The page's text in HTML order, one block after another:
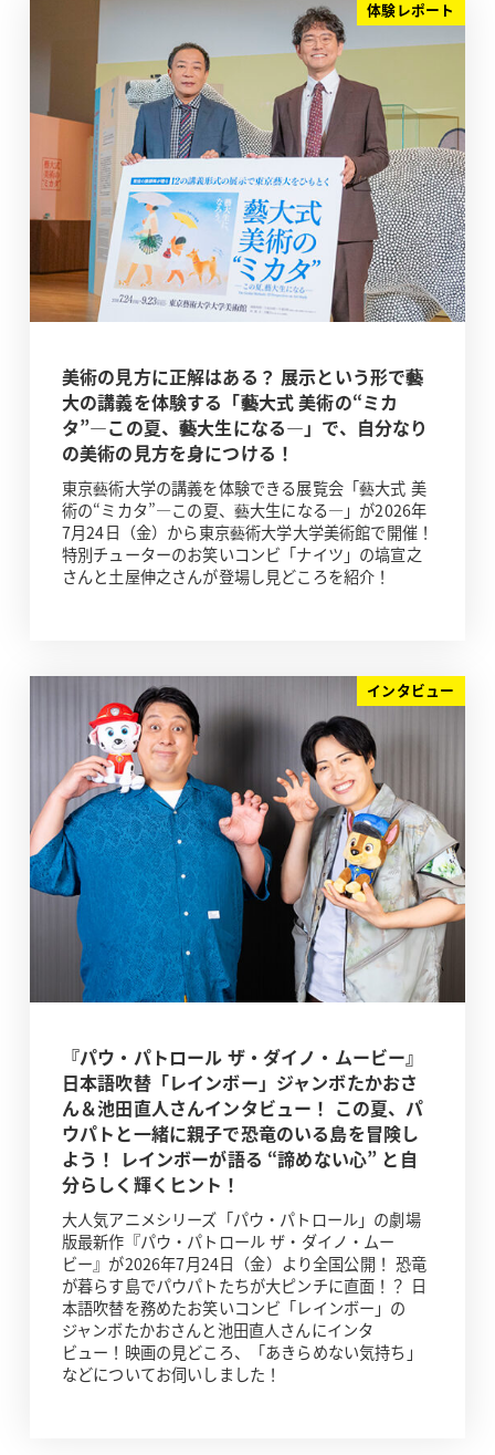
体験レポート
美術の見方に正解はある？ 展示という形で藝
大の講義を体験する「藝大式 美術の“ミカ
タ”―この夏、藝大生になる―」で、自分なり
の美術の見方を身につける！
東京藝術大学の講義を体験できる展覧会「藝大式 美
術の“ミカタ”―この夏、藝大生になる―」が2026年
7月24日（金）から東京藝術大学大学美術館で開催！
特別チューターのお笑いコンビ「ナイツ」の塙宣之
さんと土屋伸之さんが登場し見どころを紹介！
インタビュー
『パウ・パトロール ザ・ダイノ・ムービー』
日本語吹替「レインボー」ジャンボたかおさ
ん＆池田直人さんインタビュー！ この夏、パ
ウパトと一緒に親子で恐竜のいる島を冒険し
よう！ レインボーが語る “諦めない心” と自
分らしく輝くヒント！
大人気アニメシリーズ「パウ・パトロール」の劇場
版最新作『パウ・パトロール ザ・ダイノ・ムー
ビー』が2026年7月24日（金）より全国公開！ 恐竜
が暮らす島でパウパトたちが大ピンチに直面！？ 日
本語吹替を務めたお笑いコンビ「レインボー」の
ジャンボたかおさんと池田直人さんにインタ
ビュー！映画の見どころ、「あきらめない気持ち」
などについてお伺いしました！